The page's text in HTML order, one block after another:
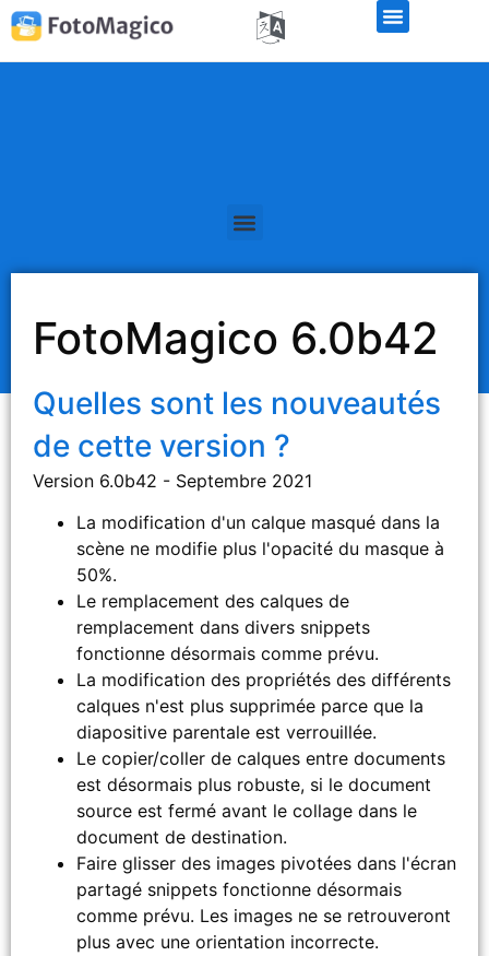
FotoMagico 6.0b42
Quelles sont les nouveautés
de cette version ?
Version 6.0b42 - Septembre 2021
La modification d'un calque masqué dans la
scène ne modifie plus l'opacité du masque à
50%.
Le remplacement des calques de
remplacement dans divers snippets
fonctionne désormais comme prévu.
La modification des propriétés des différents
calques n'est plus supprimée parce que la
diapositive parentale est verrouillée.
Le copier/coller de calques entre documents
est désormais plus robuste, si le document
source est fermé avant le collage dans le
document de destination.
Faire glisser des images pivotées dans l'écran
partagé snippets fonctionne désormais
comme prévu. Les images ne se retrouveront
plus avec une orientation incorrecte.